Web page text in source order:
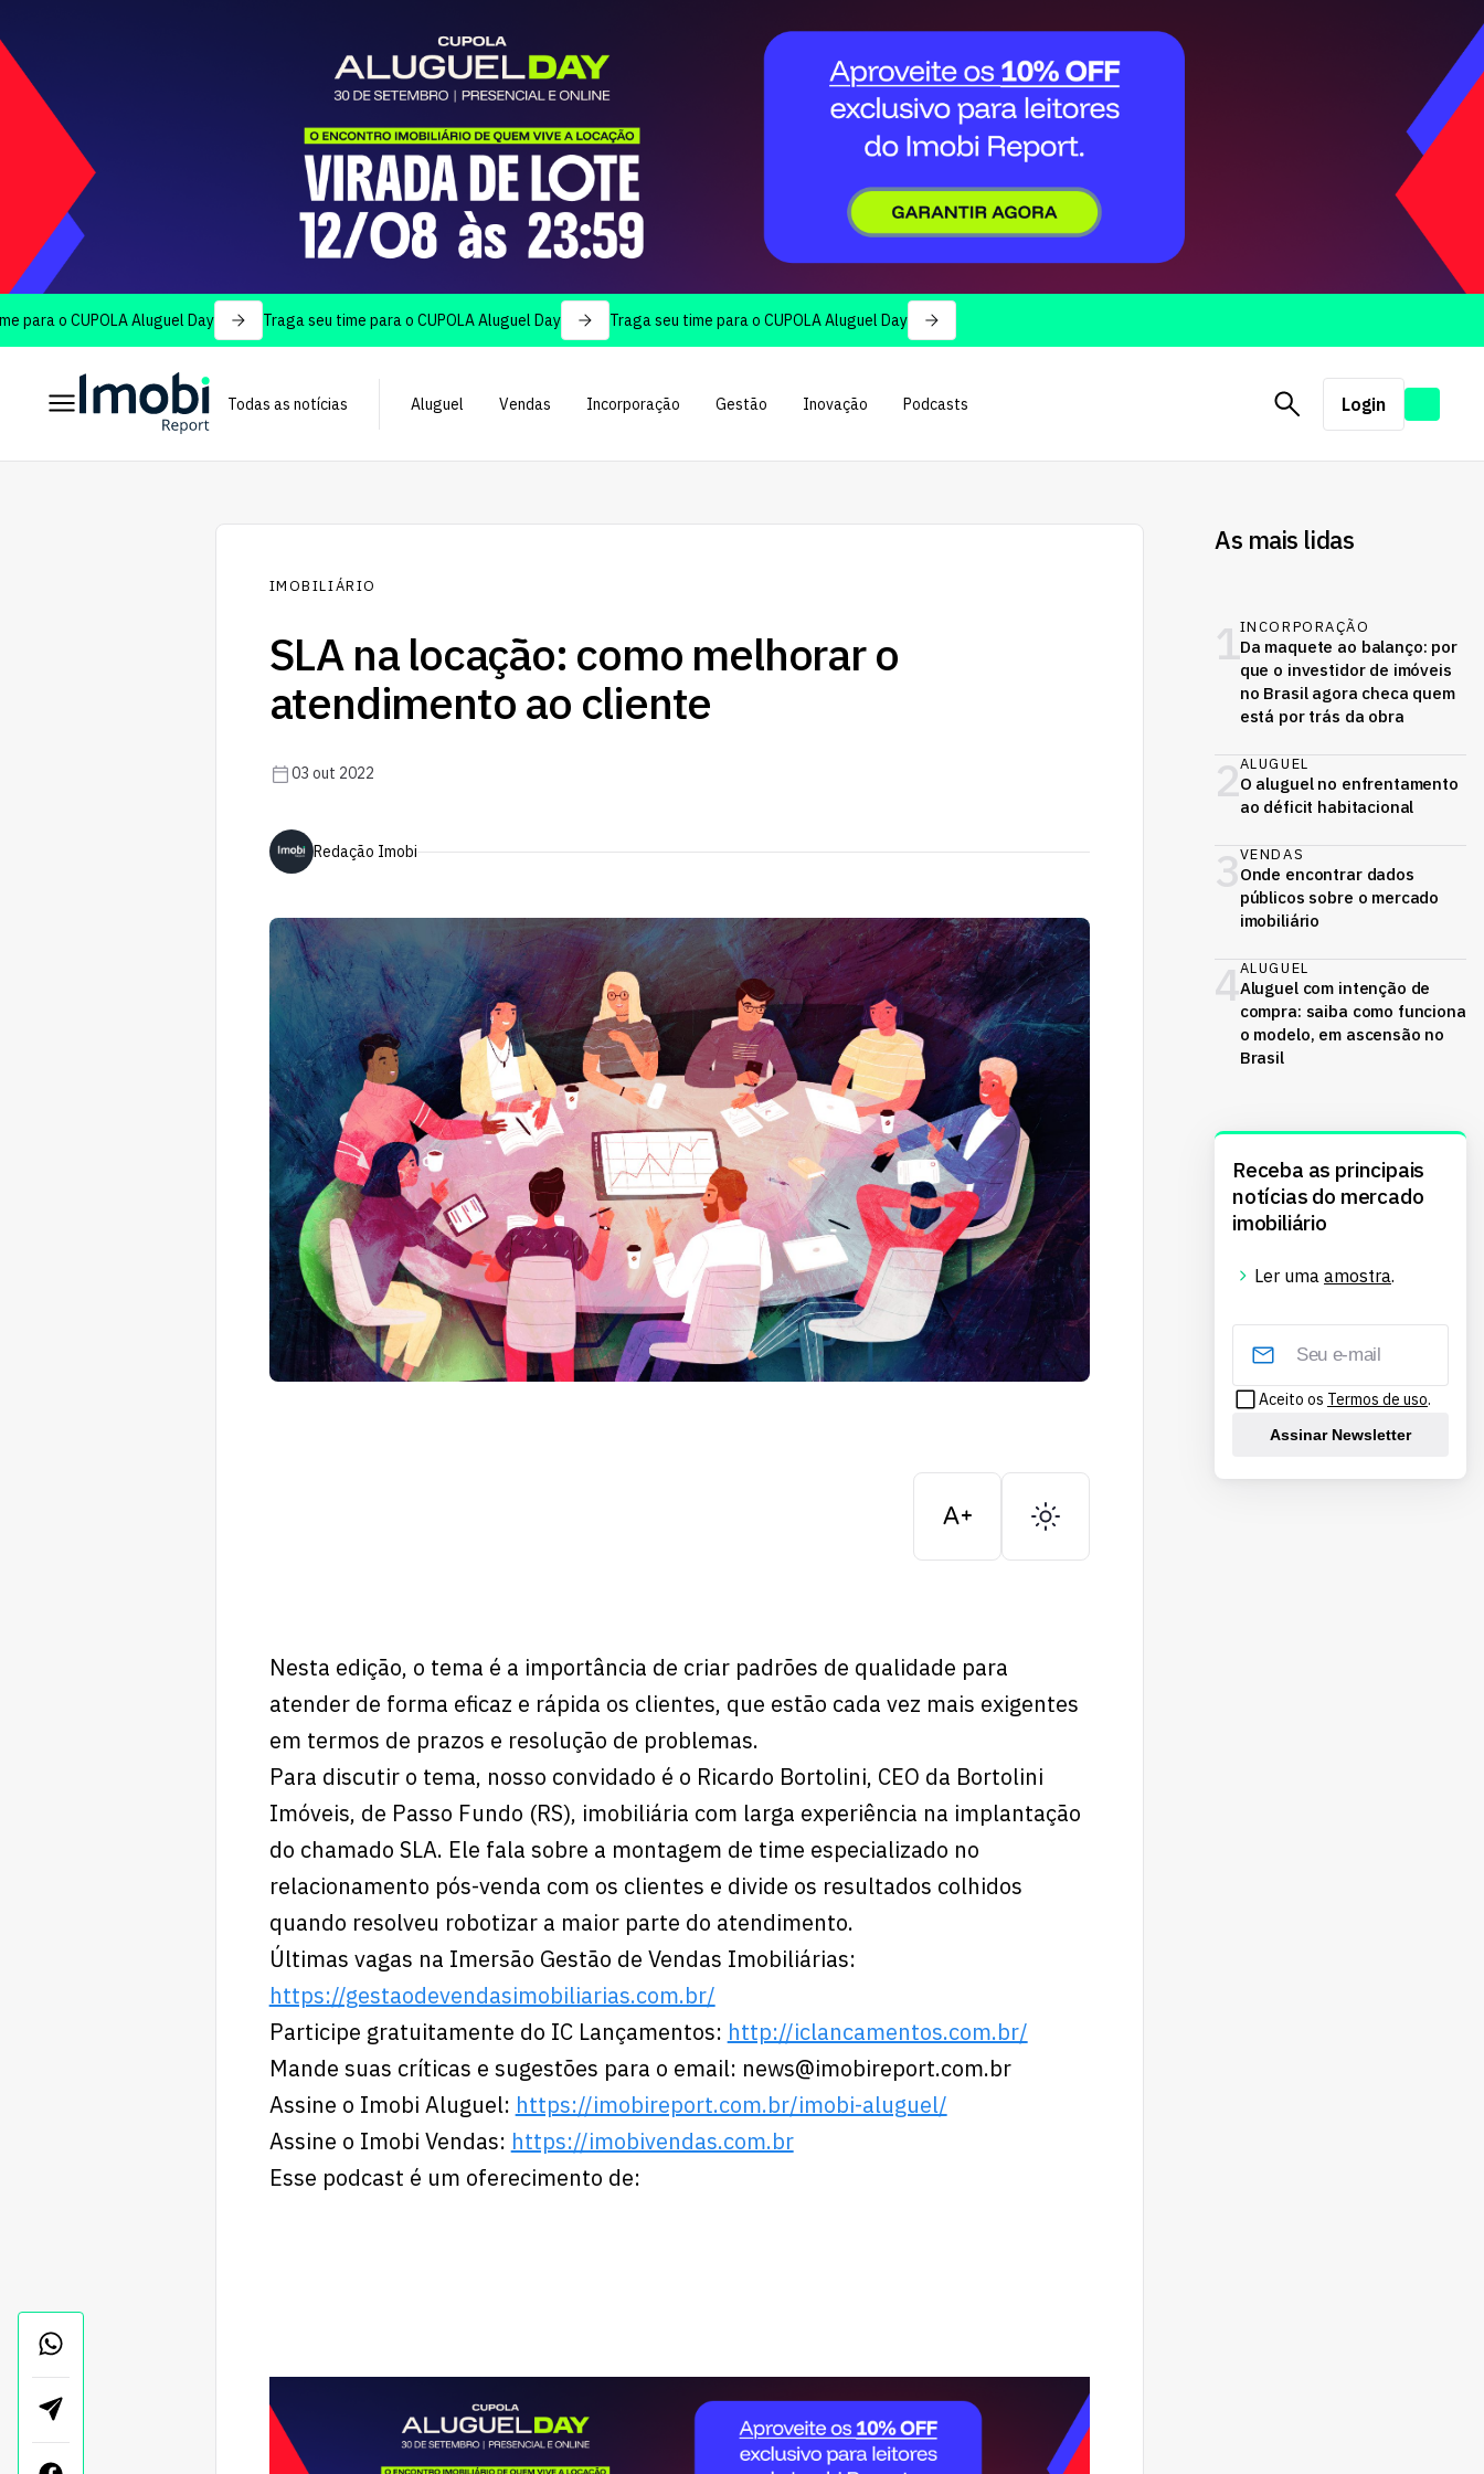
Aluguel Day Traga seu time para o CUPOLA Aluguel Day Traga seu time para o CUPOLA Aluguel Day
Todas as notícias Aluguel Vendas Incorporação Gestão Inovação Podcasts Login
IMOBILIÁRIO
SLA na locação: como melhorar o
atendimento ao cliente
03 out 2022
Redação Imobi
Nesta edição, o tema é a importância de criar padrões de qualidade para
atender de forma eficaz e rápida os clientes, que estão cada vez mais exigentes
em termos de prazos e resolução de problemas.
Para discutir o tema, nosso convidado é o Ricardo Bortolini, CEO da Bortolini
Imóveis, de Passo Fundo (RS), imobiliária com larga experiência na implantação
do chamado SLA. Ele fala sobre a montagem de time especializado no
relacionamento pós-venda com os clientes e divide os resultados colhidos
quando resolveu robotizar a maior parte do atendimento.
Últimas vagas na Imersão Gestão de Vendas Imobiliárias:
https://gestaodevendasimobiliarias.com.br/
Participe gratuitamente do IC Lançamentos: http://iclancamentos.com.br/
Mande suas críticas e sugestões para o email: news@imobireport.com.br
Assine o Imobi Aluguel: https://imobireport.com.br/imobi-aluguel/
Assine o Imobi Vendas: https://imobivendas.com.br
Esse podcast é um oferecimento de:
As mais lidas
1INCORPORAÇÃO
Da maquete ao balanço: por
que o investidor de imóveis
no Brasil agora checa quem
está por trás da obra
2ALUGUEL
O aluguel no enfrentamento
ao déficit habitacional
3VENDAS
Onde encontrar dados
públicos sobre o mercado
imobiliário
4ALUGUEL
Aluguel com intenção de
compra: saiba como funciona
o modelo, em ascensão no
Brasil
Receba as principais
notícias do mercado
imobiliário
Ler uma amostra.
Aceito os Termos de uso.
Assinar Newsletter